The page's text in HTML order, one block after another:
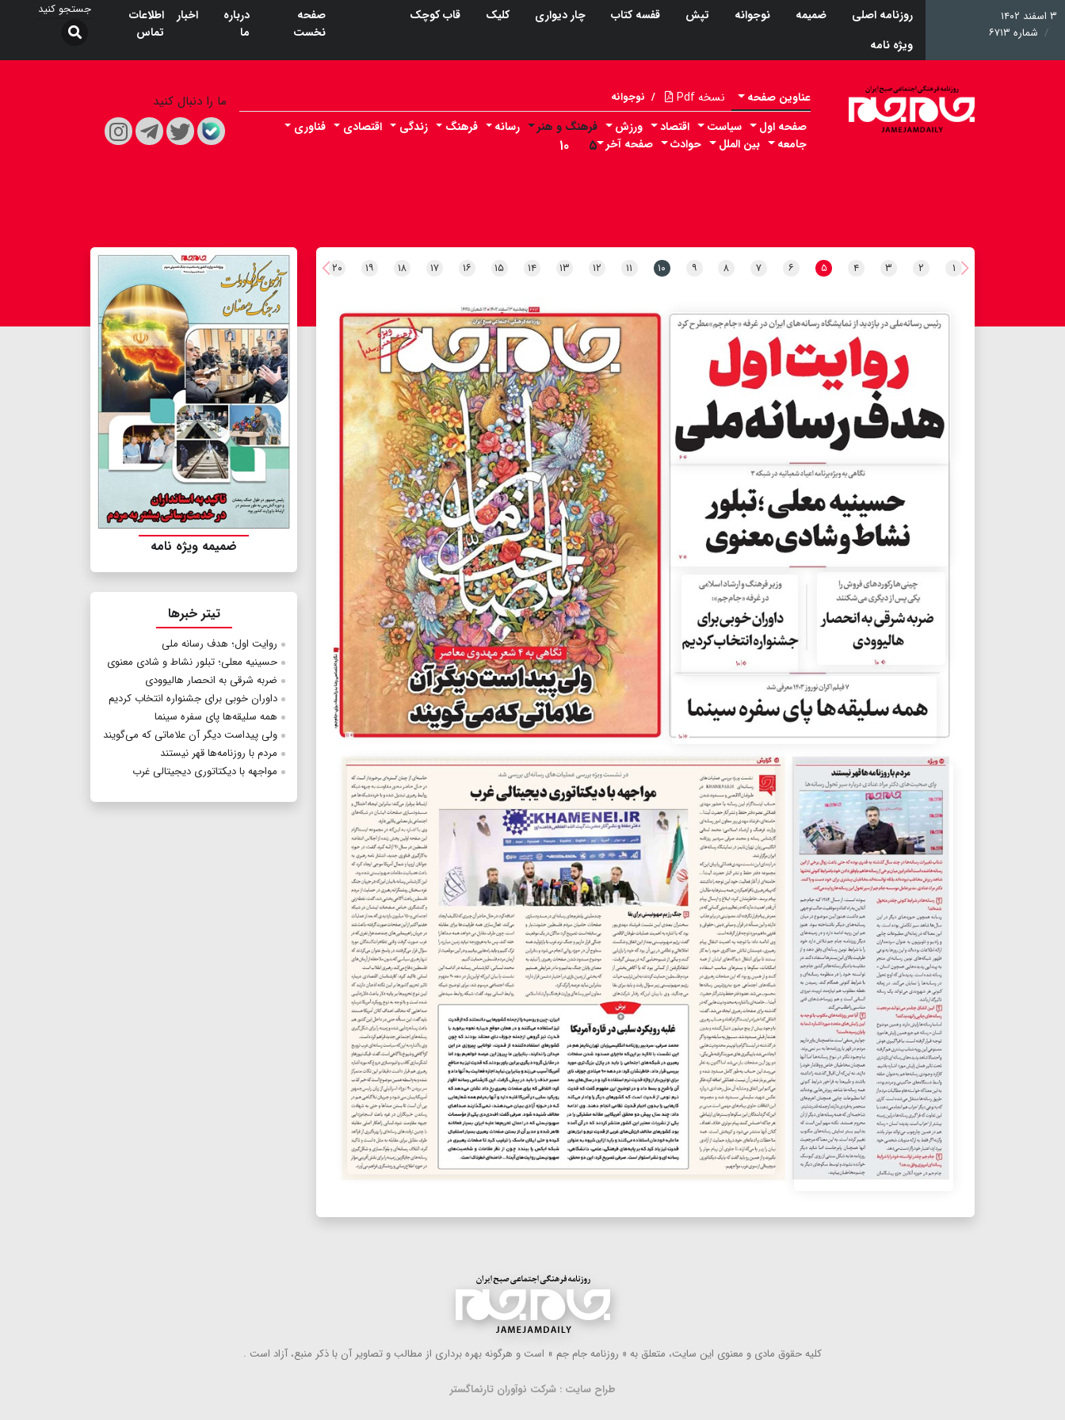
۳ اسفند ۱۴۰۲
شماره ۶۷۱۳
روزنامه اصلی ضمیمه نوجوانه تپش قفسه کتاب چار دیواری کلیک
قاب کوچک
ویژه نامه
صفحه
نخست
درباره
ما
اخبار
اطلاعات
تماس
عناوین صفحه نسخه Pdf / نوجوانه
صفحه اول سیاست اقتصاد ورزش فرهنگ و هنر
۵ ۱۰
رسانه فرهنگ زندگی اقتصادی
فناوری
جامعه
بین الملل حوادث صفحه آخر
ما را دنبال کنید
۱ ۲ ۳ ۴ ۵ ۶ ۷ ۸ ۹ ۱۰ ۱۱ ۱۲ ۱۳ ۱۴ ۱۵ ۱۶ ۱۷ ۱۸ ۱۹ ۲۰
ضمیمه ویژه نامه
تیتر خبرها
روایت ‌اول؛ هدف رسانه‌ ملی
حسینیه معلی؛ تبلور نشاط و شادی معنوی
ضربه شرقی به انحصار هالیوودی
داوران خوبی برای جشنواره انتخاب کردیم
همه سلیقه‌ها پای سفره سینما
ولی پیداست دیگر آن علاماتی که می‌گویند
مردم با روزنامه‌ها قهر نیستند
مواجهه با دیکتاتوری دیجیتالی غرب
كلیه حقوق مادی و معنوی این سایت، متعلق به « روزنامه جام جم » است و هرگونه بهره ‌برداری از مطالب و تصاویر آن با ذكر منبع، آزاد است .
طراح سایت : شرکت نوآوران تارنماگستر